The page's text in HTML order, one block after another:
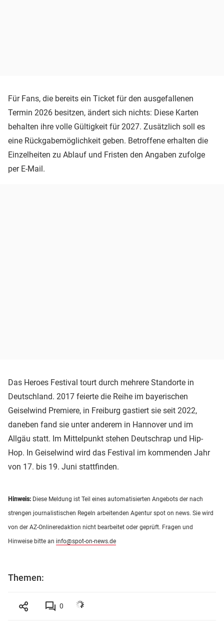
Für Fans, die bereits ein Ticket für den ausgefallenen
Termin 2026 besitzen, ändert sich nichts: Diese Karten
behalten ihre volle Gültigkeit für 2027. Zusätzlich soll es
eine Rückgabemöglichkeit geben. Betroffene erhalten die
Einzelheiten zu Ablauf und Fristen den Angaben zufolge
per E-Mail.
Das Heroes Festival tourt durch mehrere Standorte in
Deutschland. 2017 feierte die Reihe im bayerischen
Geiselwind Premiere, in Freiburg gastiert sie seit 2022,
daneben fand sie unter anderem in Hannover und im
Allgäu statt. Im Mittelpunkt stehen Deutschrap und Hip-
Hop. In Geiselwind wird das Festival im kommenden Jahr
von 17. bis 19. Juni stattfinden.
Hinweis: Diese Meldung ist Teil eines automatisierten Angebots der nach
strengen journalistischen Regeln arbeitenden Agentur spot on news. Sie wird
von der AZ-Onlineredaktion nicht bearbeitet oder geprüft. Fragen und
Hinweise bitte an info@spot-on-news.de
Themen:
0